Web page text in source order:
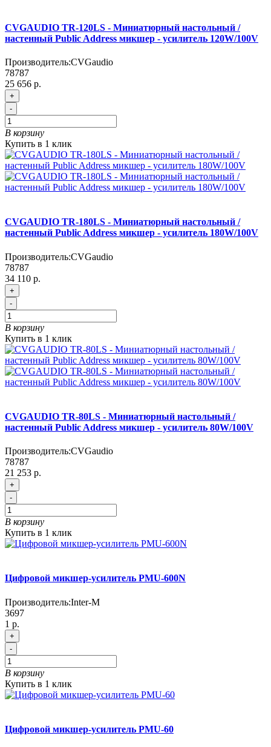
CVGAUDIO TR-120LS - Миниатюрный настольный /
настенный Public Address микшер - усилитель 120W/100V
Производитель:CVGaudio
78787
25 656 р.
+
-
В корзину
Купить в 1 клик
CVGAUDIO TR-180LS - Миниатюрный настольный /
настенный Public Address микшер - усилитель 180W/100V
Производитель:CVGaudio
78787
34 110 р.
+
-
В корзину
Купить в 1 клик
CVGAUDIO TR-80LS - Миниатюрный настольный /
настенный Public Address микшер - усилитель 80W/100V
Производитель:CVGaudio
78787
21 253 р.
+
-
В корзину
Купить в 1 клик
Цифровой микшер-усилитель PMU-600N
Производитель:Inter-M
3697
1 р.
+
-
В корзину
Купить в 1 клик
Цифровой микшер-усилитель PMU-60